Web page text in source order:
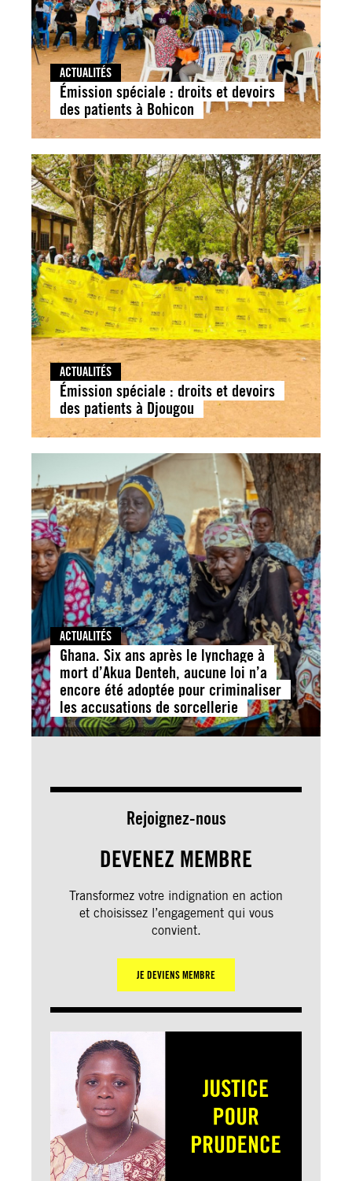
ACTUALITÉS
Émission spéciale : droits et devoirs
des patients à Bohicon
ACTUALITÉS
Émission spéciale : droits et devoirs
des patients à Djougou
ACTUALITÉS
Ghana. Six ans après le lynchage à
mort d’Akua Denteh, aucune loi n’a
encore été adoptée pour criminaliser
les accusations de sorcellerie
Rejoignez-nous
DEVENEZ MEMBRE
Transformez votre indignation en action
et choisissez l’engagement qui vous
convient.
JE DEVIENS MEMBRE